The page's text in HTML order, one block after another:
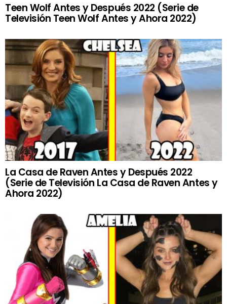
Teen Wolf Antes y Después 2022 (Serie de
Televisión Teen Wolf Antes y Ahora 2022)
La Casa de Raven Antes y Después 2022
(Serie de Televisión La Casa de Raven Antes y
Ahora 2022)